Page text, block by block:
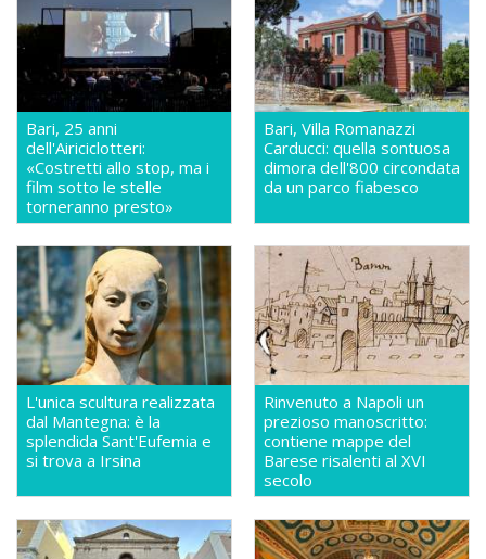
Bari, 25 anni
dell'Airiciclotteri:
«Costretti allo stop, ma i
film sotto le stelle
torneranno presto»
Bari, Villa Romanazzi
Carducci: quella sontuosa
dimora dell'800 circondata
da un parco fiabesco
L'unica scultura realizzata
dal Mantegna: è la
splendida Sant'Eufemia e
si trova a Irsina
Rinvenuto a Napoli un
prezioso manoscritto:
contiene mappe del
Barese risalenti al XVI
secolo